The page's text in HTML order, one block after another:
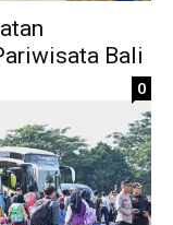
Bali
0